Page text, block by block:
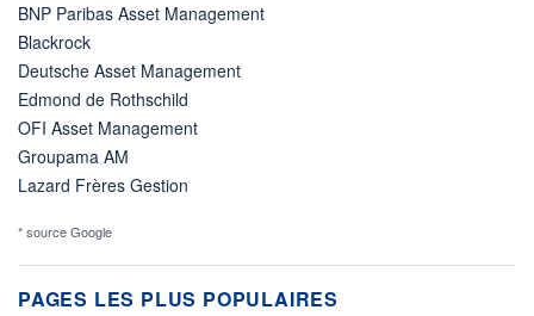
BNP Paribas Asset Management
Blackrock
Deutsche Asset Management
Edmond de Rothschild
OFI Asset Management
Groupama AM
Lazard Frères Gestion
* source Google
PAGES LES PLUS POPULAIRES